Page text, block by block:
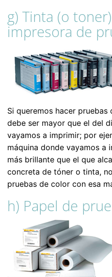
g) Tinta (o
impresora de
Si queremos hacer
debe ser mayor que el del
vayamos a imprimir; por
máquina donde vayamos a
más brillante que el que
concreta de tóner o tinta,
pruebas de color con esa
h) Papel de